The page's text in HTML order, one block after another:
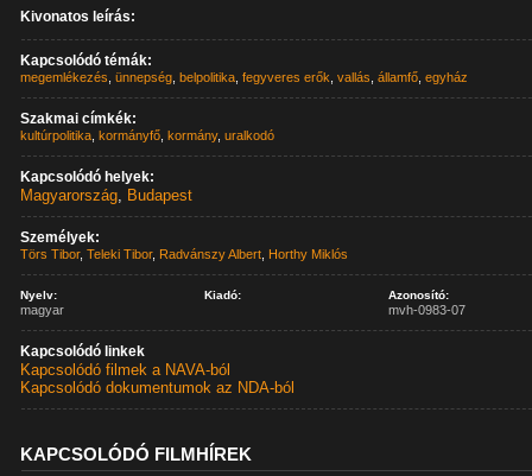
Kivonatos leírás:
Kapcsolódó témák:
megemlékezés ,ünnepség ,belpolitika ,fegyveres erők ,vallás ,államfő ,egyház
Szakmai címkék:
kultúrpolitika ,kormányfő ,kormány,uralkodó
Kapcsolódó helyek:
Magyarország, Budapest
Személyek:
Törs Tibor,Teleki Tibor, Radvánszy Albert Horthy Miklós
Nyelv:
magyar
Kiadó: Azonosító:
mvh-0983-07
Kapcsolódó linkek
Kapcsolódó filmek a NAVA-ból
Kapcsolódó dokumentumok az NDA-ból
KAPCSOLÓDÓ FILMHÍREK